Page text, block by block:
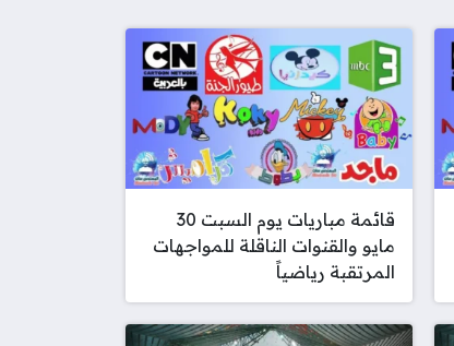
قائمة مباريات يوم السبت 30
مايو والقنوات الناقلة للمواجهات
المرتقبة رياضياً